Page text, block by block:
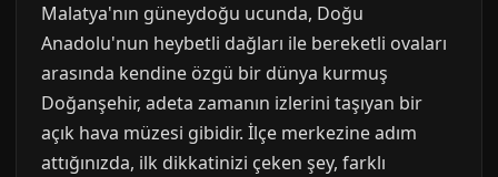
Malatya'nın güneydoğu ucunda, Doğu
Anadolu'nun heybetli dağları ile bereketli ovaları
arasında kendine özgü bir dünya kurmuş
Doğanşehir, adeta zamanın izlerini taşıyan bir
açık hava müzesi gibidir. İlçe merkezine adım
attığınızda, ilk dikkatinizi çeken şey, farklı